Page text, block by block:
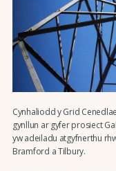
Cynhaliodd y Grid
gynllun ar gyfer prosiect
yw adeiladu atgyfnerthu
Bramford a Tilbury.